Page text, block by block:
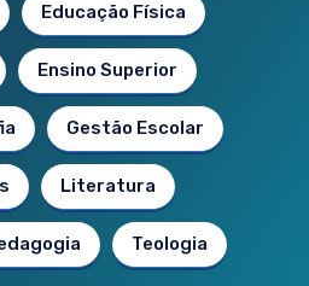
Educação Física
Ensino Superior
Gestão Escolar
Literatura
Teologia